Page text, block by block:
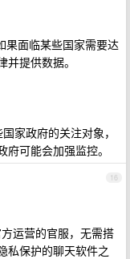
果面临某些国家需要达
提供数据。
家政府的关注对象，
可能会加强监控。
16
运营的官服，无需搭
私保护的聊天软件之